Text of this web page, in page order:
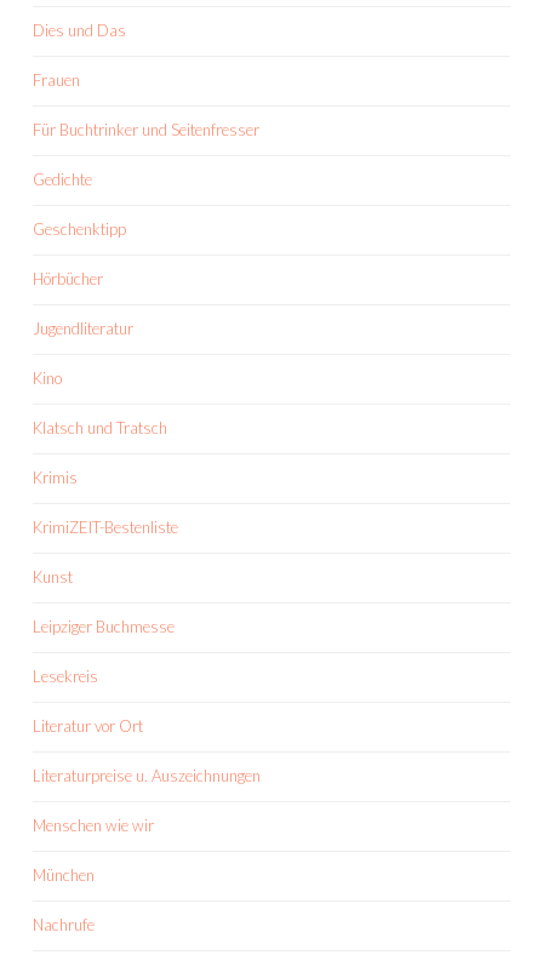
Dies und Das
Frauen
Für Buchtrinker und Seitenfresser
Gedichte
Geschenktipp
Hörbücher
Jugendliteratur
Kino
Klatsch und Tratsch
Krimis
KrimiZEIT-Bestenliste
Kunst
Leipziger Buchmesse
Lesekreis
Literatur vor Ort
Literaturpreise u. Auszeichnungen
Menschen wie wir
München
Nachrufe